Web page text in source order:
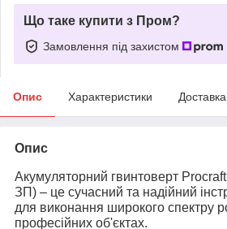
Що таке купити з Пром?
Замовлення під захистом
Опис Характеристики Доставка
Опис
Акумуляторний гвинтоверт
ЗП) – це сучасний та надійний
для виконання широкого спектру
професійних об'єктах.